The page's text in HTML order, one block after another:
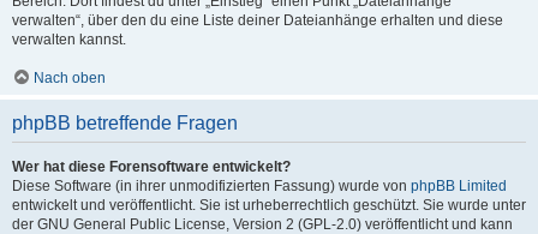
verwalten“, über den du eine Liste deiner Dateianhänge erhalten und diese
verwalten kannst.
Nach oben
phpBB betreffende Fragen
Wer hat diese Forensoftware entwickelt?
Diese Software (in ihrer unmodifizierten Fassung) wurde von phpBB Limited
entwickelt und veröffentlicht. Sie ist urheberrechtlich geschützt. Sie wurde unter
der GNU General Public License, Version 2 (GPL-2.0) veröffentlicht und kann